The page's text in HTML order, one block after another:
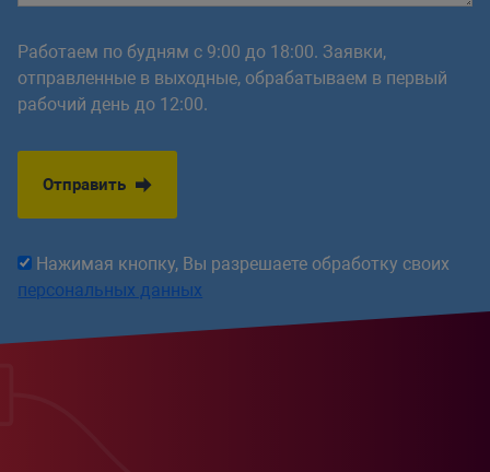
Работаем по будням с 9:00 до 18:00. Заявки,
отправленные в выходные, обрабатываем в первый
рабочий день до 12:00.
Отправить
Нажимая кнопку, Вы разрешаете обработку своих
персональных данных